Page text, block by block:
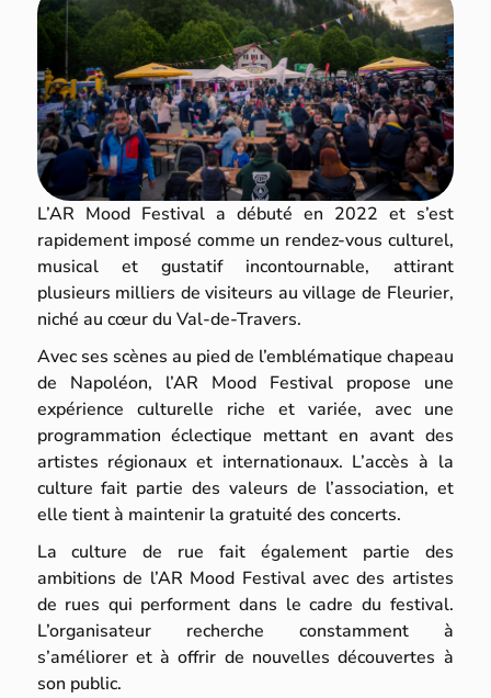
L’AR Mood Festival a débuté en 2022 et s’est
rapidement imposé comme un rendez-vous culturel,
musical et gustatif incontournable, attirant
plusieurs milliers de visiteurs au village de Fleurier,
niché au cœur du Val-de-Travers.
Avec ses scènes au pied de l’emblématique chapeau
de Napoléon, l’AR Mood Festival propose une
expérience culturelle riche et variée, avec une
programmation éclectique mettant en avant des
artistes régionaux et internationaux. L’accès à la
culture fait partie des valeurs de l’association, et
elle tient à maintenir la gratuité des concerts.
La culture de rue fait également partie des
ambitions de l’AR Mood Festival avec des artistes
de rues qui performent dans le cadre du festival.
L’organisateur recherche constamment à
s’améliorer et à offrir de nouvelles découvertes à
son public.